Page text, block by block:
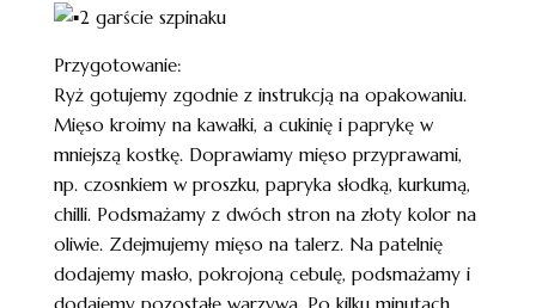
2 garście szpinaku
Przygotowanie:
Ryż gotujemy zgodnie z instrukcją na opakowaniu.
Mięso kroimy na kawałki, a cukinię i paprykę w
mniejszą kostkę. Doprawiamy mięso przyprawami,
np. czosnkiem w proszku, papryka słodką, kurkumą,
chilli. Podsmażamy z dwóch stron na złoty kolor na
oliwie. Zdejmujemy mięso na talerz. Na patelnię
dodajemy masło, pokrojoną cebulę, podsmażamy i